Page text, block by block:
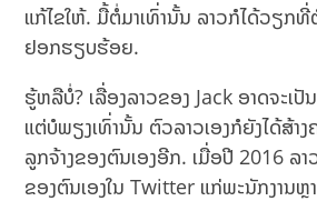
ແກ້ໄຂໃຫ້. ມື້ຕໍ່ມາເທົ່ານັ້ນ ລາວກໍໄດ້ວຽກ
ຢອກຮຽບຮ້ອຍ.
ຮູ້ຫລືບໍ່? ເລື່ອງລາວຂອງ Jack ອາດຈະເ
ແຕ່ບໍພຽງເທົ່ານັ້ນ ຕົວລາວເອງກໍຍັງໄດ້ສ້າ
ລູກຈ້າງຂອງຕົນເອງອີກ. ເມື່ອປີ 2016 ລ
ຂອງຕົນເອງໃນ Twitter ແກ່ພະນັກງານຫຼ